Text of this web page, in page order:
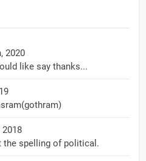
2020
like say thanks...
2018
the spelling of political.